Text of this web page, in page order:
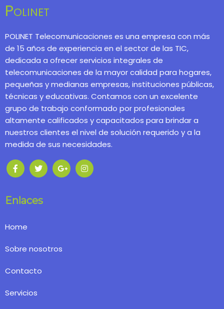
Polinet
POLINET Telecomunicaciones es una empresa con más
de 15 años de experiencia en el sector de las TIC,
dedicada a ofrecer servicios integrales de
telecomunicaciones de la mayor calidad para hogares,
pequeñas y medianas empresas, instituciones públicas,
técnicas y educativas. Contamos con un excelente
grupo de trabajo conformado por profesionales
altamente calificados y capacitados para brindar a
nuestros clientes el nivel de solución requerido y a la
medida de sus necesidades.
Enlaces
Home
Sobre nosotros
Contacto
Servicios